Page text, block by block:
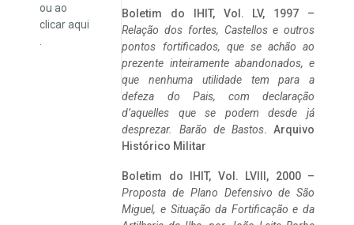
ou ao
clicaraqui
Boletim do IHIT, Vol. LV, 1997 –
Relação dos fortes, Castellos e outros
pontos fortificados, que se achão ao
prezente inteiramente abandonados, e
que nenhuma utilidade tem para a
defeza do Pais, com declaração
d’aquelles que se podem desde já
desprezar. Barão de Bastos. Arquivo
Histórico Militar
Boletim do IHIT, Vol. LVIII, 2000 –
Proposta de Plano Defensivo de São
Miguel, e Situação da Fortificação e da